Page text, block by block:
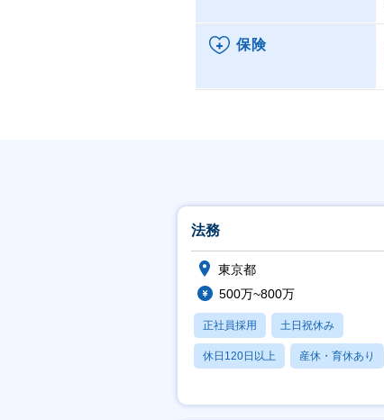
保険
法務
東京都
500万~800万
正社員採用 土日祝休み
休日120日以上 産休・育休あり